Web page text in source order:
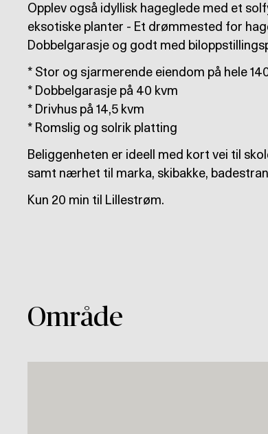
Opplev også idyllisk hageglede med et
eksotiske planter - Et drømmested for
Dobbelgarasje og godt med
* Stor og sjarmerende eiendom på hele
* Dobbelgarasje på 40 kvm
* Drivhus på 14,5 kvm
* Romslig og solrik platting
Beliggenheten er ideell med kort vei til
samt nærhet til marka, skibakke,
Kun 20 min til Lillestrøm.
Område